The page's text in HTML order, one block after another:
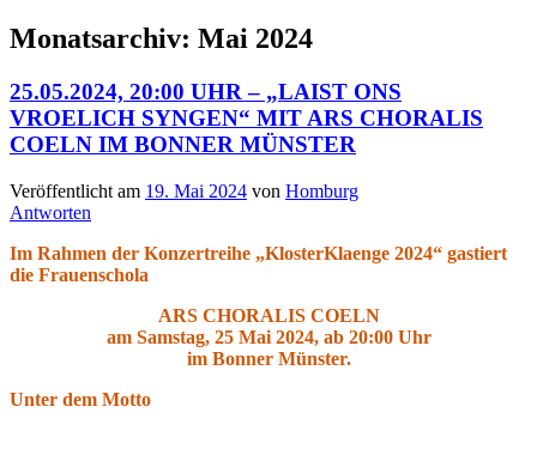
Monatsarchiv: Mai 2024
25.05.2024, 20:00 UHR – „LAIST ONS
VROELICH SYNGEN“ MIT ARS CHORALIS
COELN IM BONNER MÜNSTER
Veröffentlicht am 19. Mai 2024 von Homburg
Antworten
Im Rahmen der Konzertreihe „KlosterKlaenge 2024“ gastiert
die Frauenschola
ARS CHORALIS COELN
am Samstag, 25 Mai 2024, ab 20:00 Uhr
im Bonner Münster.
Unter dem Motto